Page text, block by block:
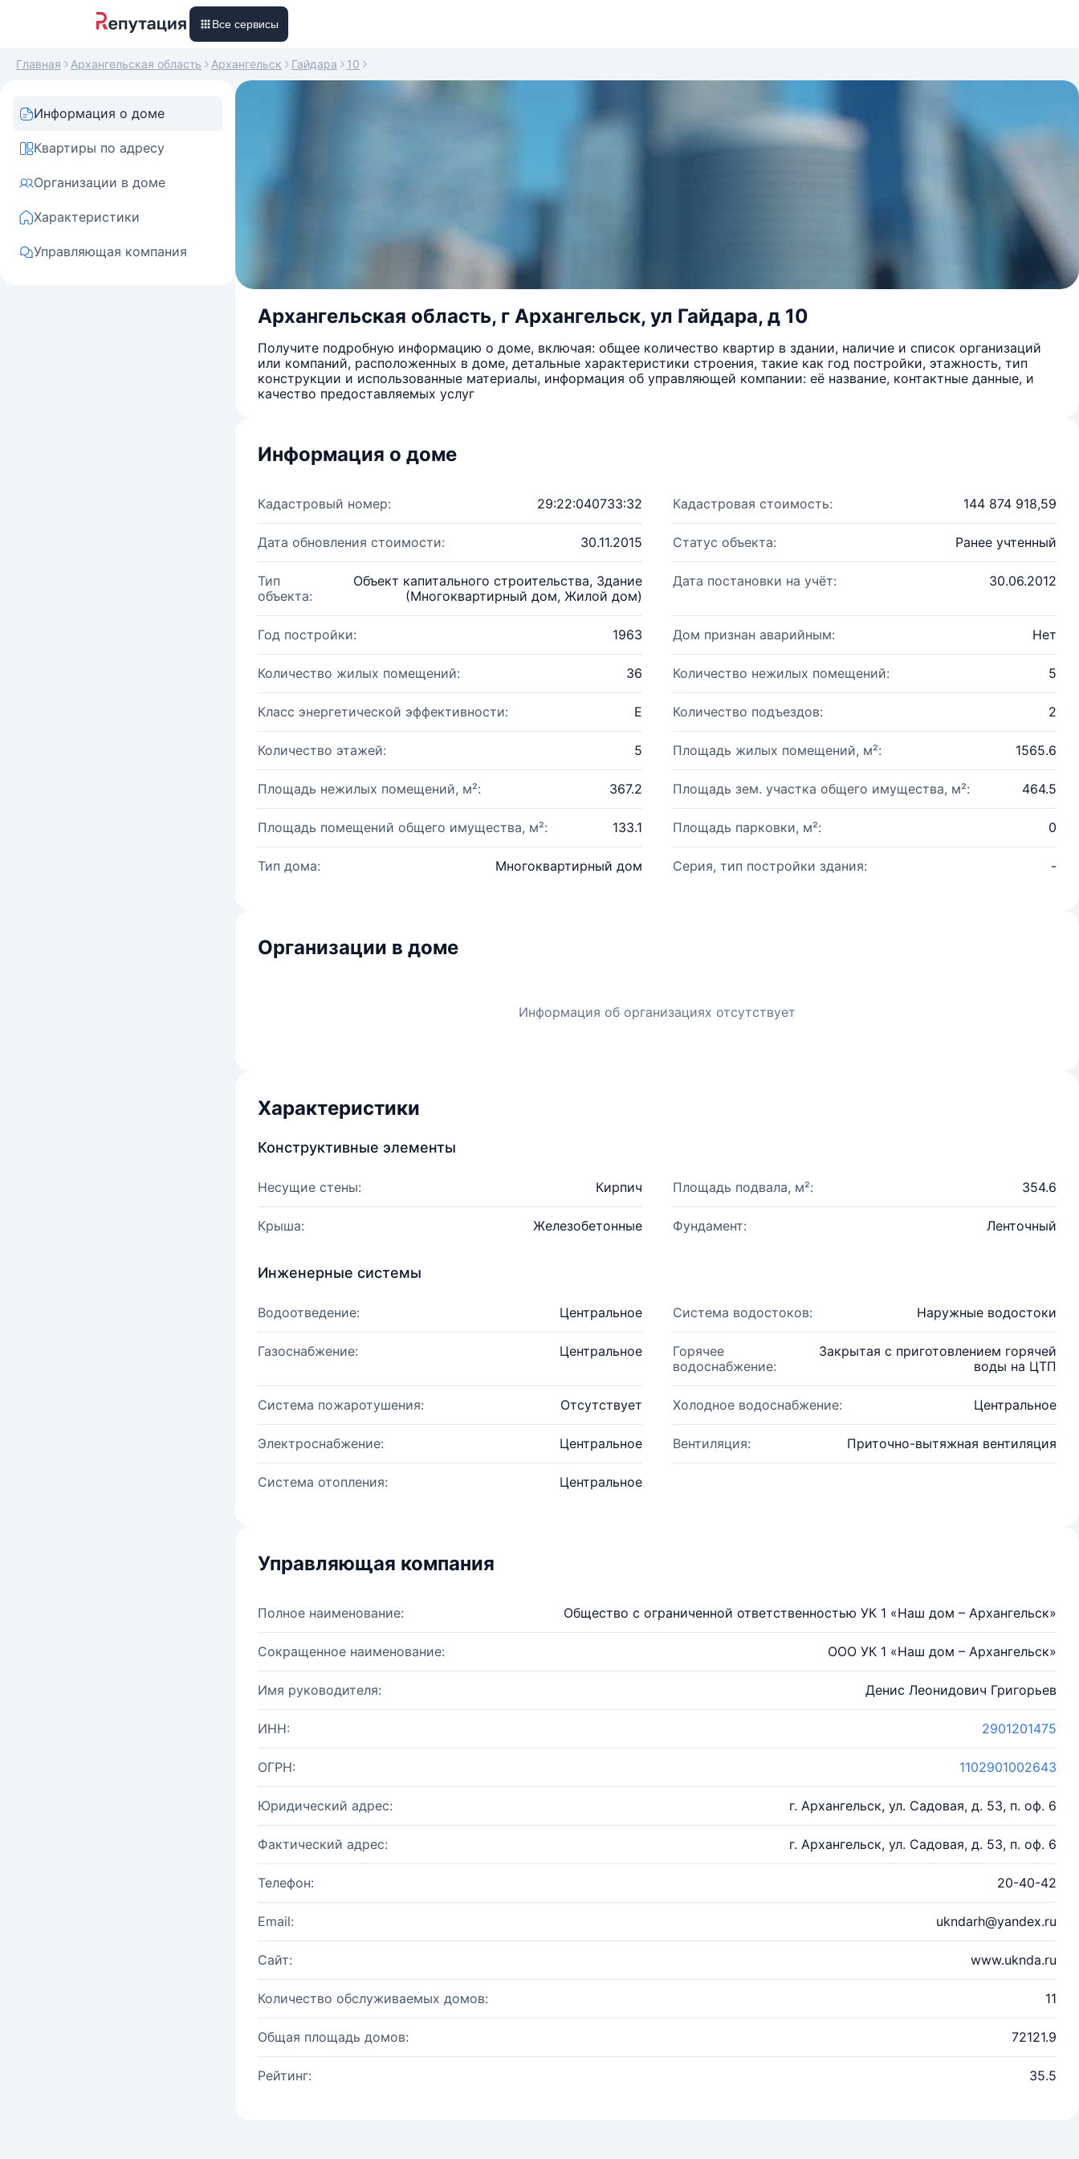
Все сервисы
Главная Архангельская область Архангельск Гайдара 10
Информация о доме
Квартиры по адресу
Организации в доме
Характеристики
Управляющая компания
Архангельская область, г Архангельск, ул Гайдара, д 10
Получите подробную информацию о доме, включая: общее количество квартир в здании, наличие и список организаций
или компаний, расположенных в доме, детальные характеристики строения, такие как год постройки, этажность, тип
конструкции и использованные материалы, информация об управляющей компании: её название, контактные данные, и
качество предоставляемых услуг
Информация о доме
Кадастровый номер: 29:22:040733:32 Кадастровая стоимость: 144 874 918,59
Дата обновления стоимости: 30.11.2015 Статус объекта: Ранее учтенный
Тип
объекта:
Объект капитального строительства, Здание
(Многоквартирный дом, Жилой дом)
Дата постановки на учёт: 30.06.2012
Год постройки: 1963 Дом признан аварийным: Нет
Количество жилых помещений: 36 Количество нежилых помещений: 5
Класс энергетической эффективности: E Количество подъездов: 2
Количество этажей: 5 Площадь жилых помещений, м²: 1565.6
Площадь нежилых помещений, м²: 367.2 Площадь зем. участка общего имущества, м²: 464.5
Площадь помещений общего имущества, м²: 133.1 Площадь парковки, м²: 0
Тип дома: Многоквартирный дом Серия, тип постройки здания: -
Организации в доме
Информация об организациях отсутствует
Характеристики
Конструктивные элементы
Несущие стены: Кирпич Площадь подвала, м²: 354.6
Крыша: Железобетонные Фундамент: Ленточный
Инженерные системы
Водоотведение: Центральное Система водостоков: Наружные водостоки
Газоснабжение: Центральное
Горячее
водоснабжение:
Закрытая с приготовлением горячей
воды на ЦТП
Система пожаротушения: Отсутствует Холодное водоснабжение: Центральное
Электроснабжение: Центральное Вентиляция: Приточно-вытяжная вентиляция
Система отопления: Центральное
Управляющая компания
Полное наименование: Общество с ограниченной ответственностью УК 1 «Наш дом – Архангельск»
Сокращенное наименование: ООО УК 1 «Наш дом – Архангельск»
Имя руководителя: Денис Леонидович Григорьев
ИНН: 2901201475
ОГРН: 1102901002643
Юридический адрес: г. Архангельск, ул. Садовая, д. 53, п. оф. 6
Фактический адрес: г. Архангельск, ул. Садовая, д. 53, п. оф. 6
Телефон: 20-40-42
Email: ukndarh@yandex.ru
Сайт: www.uknda.ru
Количество обслуживаемых домов: 11
Общая площадь домов: 72121.9
Рейтинг: 35.5